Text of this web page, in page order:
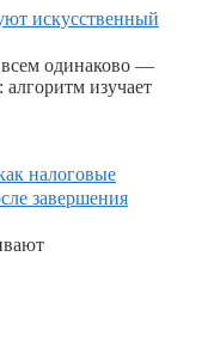
искусственный
всем одинаково —
алгоритм изучает
налоговые
завершения